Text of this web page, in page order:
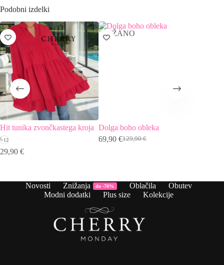
Podobni izdelki
Hit tunika zvončkastega kroja
+12
29,90 €
ZNIŽANO
Dolga boho obleka
129,90€
Izvirna
69,90€Trenutna
Novosti
Znižanja do -70% Oblačila
Obutev
Modni dodatki
Plus size Kolekcije